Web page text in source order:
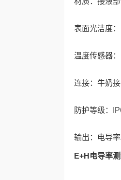
表面光洁度
温度传感器
连接：牛奶
防护等级：
输出：电导
E+H电导率